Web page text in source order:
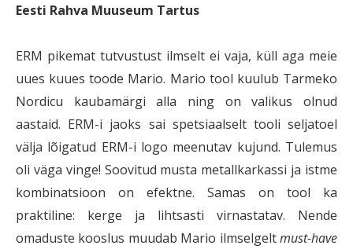
Eesti Rahva Muuseum Tartus
ERM pikemat tutvustust ilmselt ei vaja, küll aga meie
uues kuues toode Mario. Mario tool kuulub Tarmeko
Nordicu kaubamärgi alla ning on valikus olnud
aastaid. ERM-i jaoks sai spetsiaalselt tooli seljatoel
välja lõigatud ERM-i logo meenutav kujund. Tulemus
oli väga vinge! Soovitud musta metallkarkassi ja istme
kombinatsioon on efektne. Samas on tool ka
praktiline: kerge ja lihtsasti virnastatav. Nende
omaduste kooslus muudab Mario ilmselgeltmust-have